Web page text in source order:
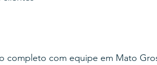
completo com equipe em Mato